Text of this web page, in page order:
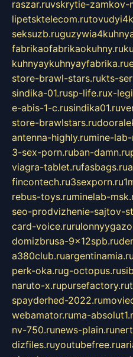
raszar.ruvskrytie-zamkov-
lipetsktelecom.ru
seksuzb.ru
fabrikaofabrikaokuhny.ru
kuhnyaykuhnyayfabrika.ru
store-brawl-stars.rukts-
sindika-01.rusp-life.rux-
e-abis-1-c.rusindika01.ru
store-brawlstars.ru
antenna-highly.rumine-
3-sex-porn.ruban-damn.ru
viagra-tablet.rufasbags.ru
fincontech.ru3sexporn.ru
rebus-toys.ruminelab-
seo-prodvizhenie-sajtov-
card-voice.ru
domizbrusa-9x12spb.ru
a380club.ruargentinamia.ru
perk-oka.rug-octopus.ru
naruto-x.rupursefactory.ru
spayderhed-2022.ru
webamator.ruma-
nv-750.runews-plain.ru
dizfiles.ruyoutubefree.ru